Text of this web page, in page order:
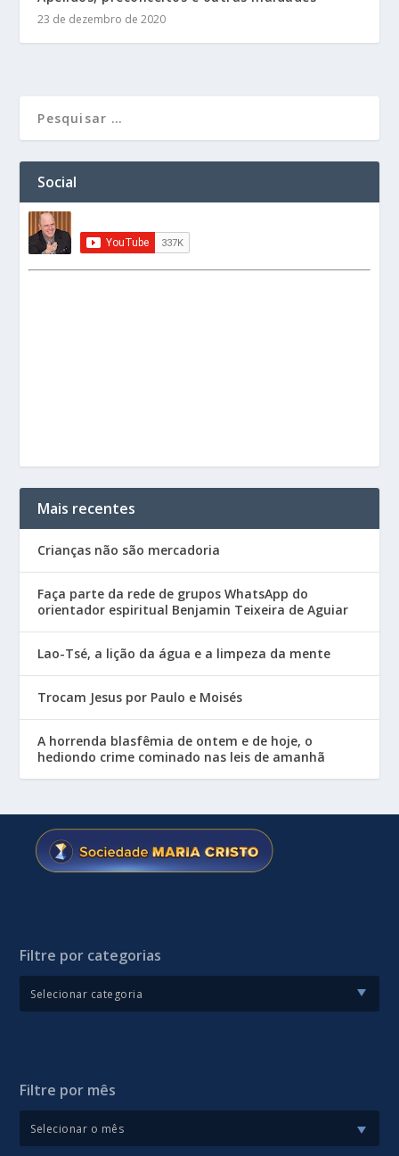
23 de dezembro de 2020
Social
Mais recentes
Crianças não são mercadoria
Faça parte da rede de grupos WhatsApp do
orientador espiritual Benjamin Teixeira de Aguiar
Lao-Tsé, a lição da água e a limpeza da mente
Trocam Jesus por Paulo e Moisés
A horrenda blasfêmia de ontem e de hoje, o
hediondo crime cominado nas leis de amanhã
Filtre por categorias
Filtre por mês